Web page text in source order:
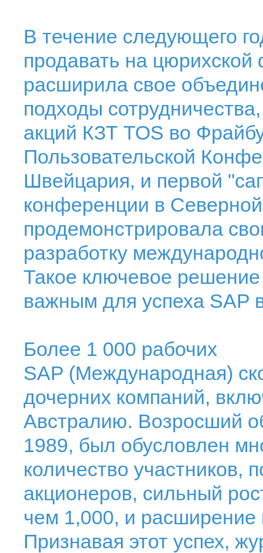
В течение следующего
продавать на
расширила свое
подходы
акций КЗТ TOS во
Пользовательской
Швейцария, и первой
конференции в
продемонстрировала
разработку
Такое ключевое
важным для успеха SAP
Более 1 000 рабочих
SAP (Международная)
дочерних компаний,
Австралию. Возросший
1989, был обусловлен
количество участников,
акционеров, сильный
чем 1,000, и расширение
Признавая этот успех,